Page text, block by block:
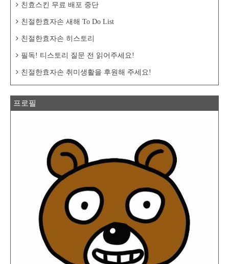
친효스킨 무료 배포 중단
친절한효자손 새해 To Do List
친절한효자손 히스토리
필독! 티스토리 질문 전 읽어주세요!
친절한효자손 취미생활을 후원해 주세요!
프로필